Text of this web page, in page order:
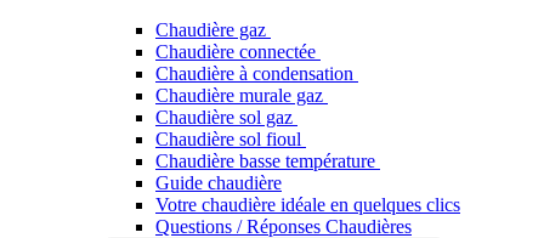
Chaudière gaz
Chaudière connectée
Chaudière à condensation
Chaudière murale gaz
Chaudière sol gaz
Chaudière sol fioul
Chaudière basse température
Guide chaudière
Votre chaudière idéale en quelques clics
Questions / Réponses Chaudières